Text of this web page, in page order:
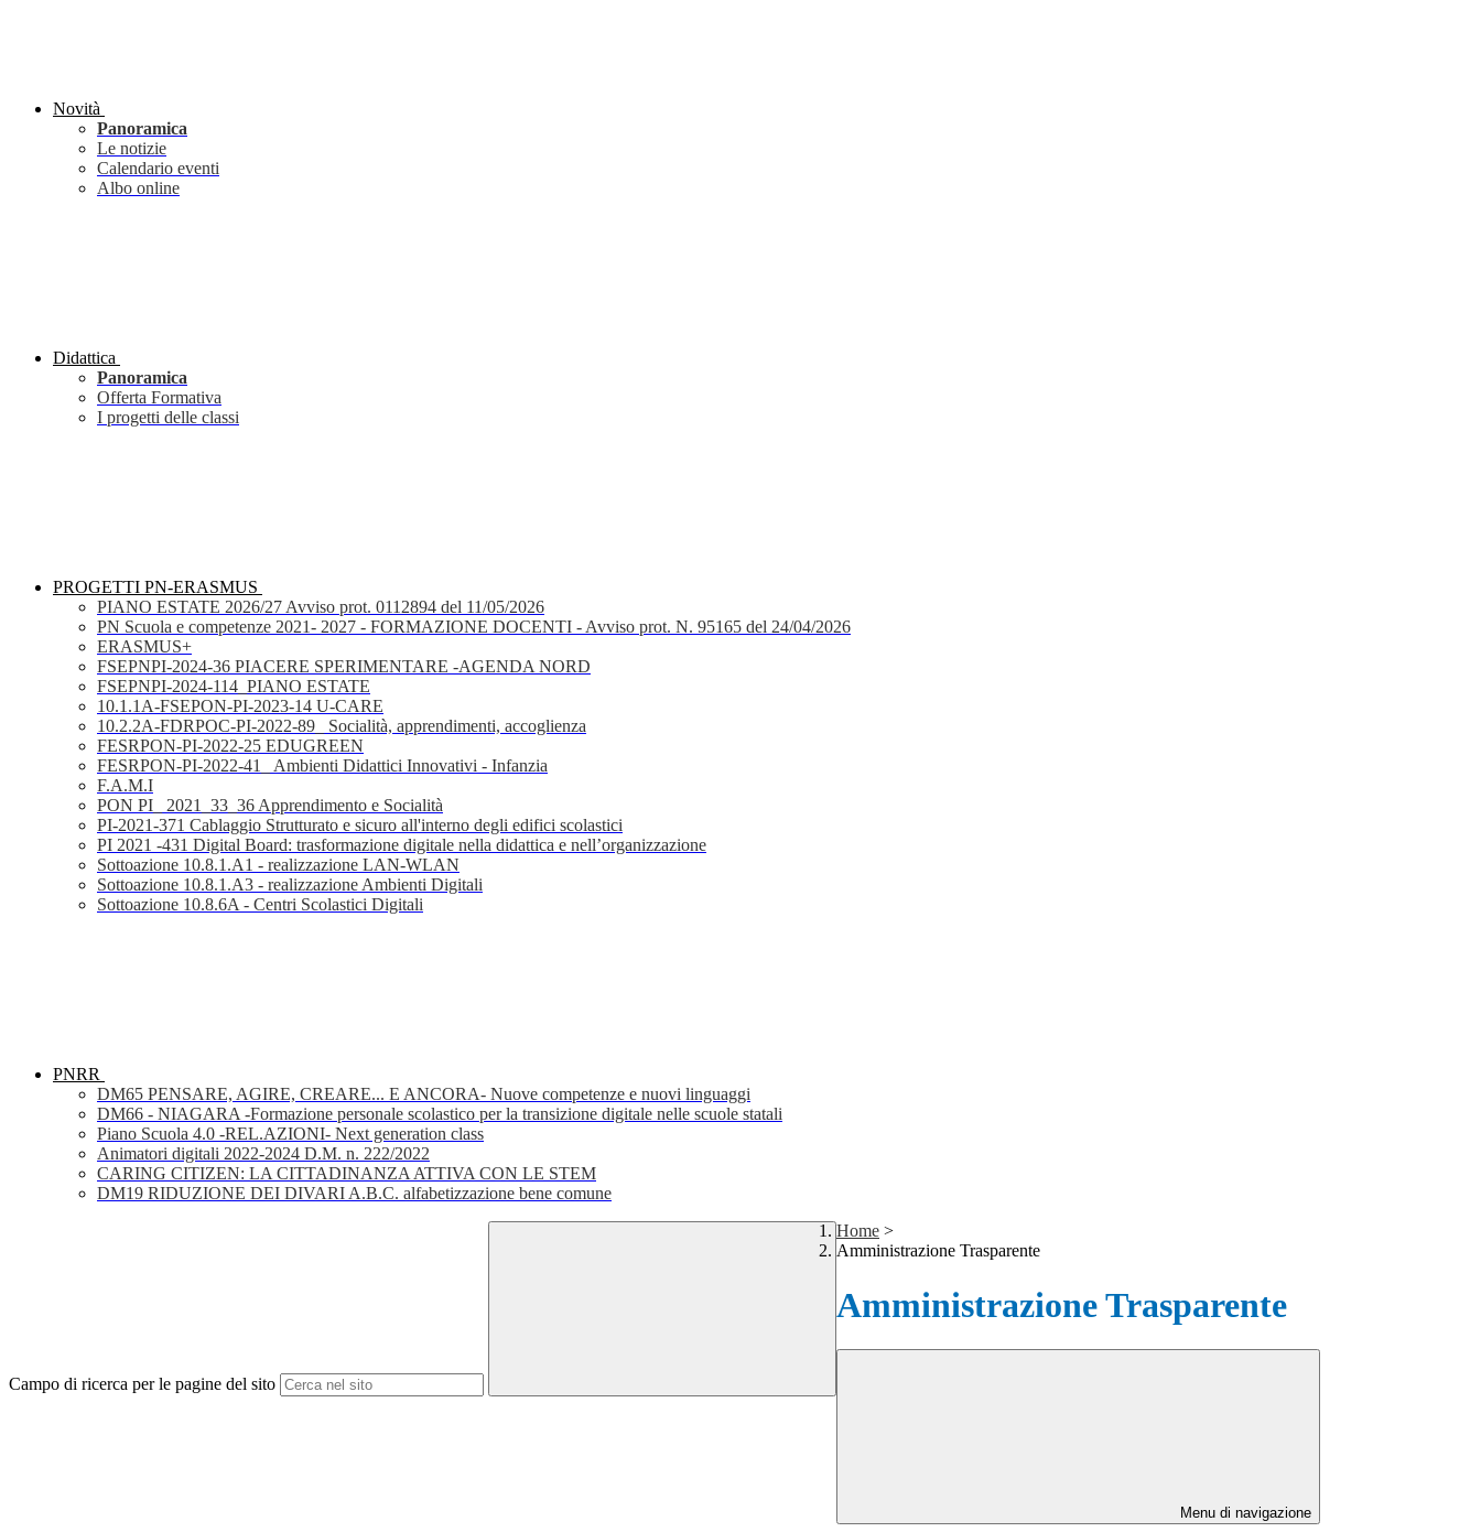
Novità
Panoramica
Le notizie
Calendario eventi
Albo online
Didattica
Panoramica
Offerta Formativa
I progetti delle classi
PROGETTI PN-ERASMUS
PIANO ESTATE 2026/27 Avviso prot. 0112894 del 11/05/2026
PN Scuola e competenze 2021- 2027 - FORMAZIONE DOCENTI - Avviso prot. N. 95165 del 24/04/2026
ERASMUS+
FSEPNPI-2024-36 PIACERE SPERIMENTARE -AGENDA NORD
FSEPNPI-2024-114_PIANO ESTATE
10.1.1A-FSEPON-PI-2023-14 U-CARE
10.2.2A-FDRPOC-PI-2022-89_ Socialità, apprendimenti, accoglienza
FESRPON-PI-2022-25 EDUGREEN
FESRPON-PI-2022-41_ Ambienti Didattici Innovativi - Infanzia
F.A.M.I
PON PI_ 2021_33_36 Apprendimento e Socialità
PI-2021-371 Cablaggio Strutturato e sicuro all'interno degli edifici scolastici
PI 2021 -431 Digital Board: trasformazione digitale nella didattica e nell’organizzazione
Sottoazione 10.8.1.A1 - realizzazione LAN-WLAN
Sottoazione 10.8.1.A3 - realizzazione Ambienti Digitali
Sottoazione 10.8.6A - Centri Scolastici Digitali
PNRR
DM65 PENSARE, AGIRE, CREARE... E ANCORA- Nuove competenze e nuovi linguaggi
DM66 - NIAGARA -Formazione personale scolastico per la transizione digitale nelle scuole statali
Piano Scuola 4.0 -REL.AZIONI- Next generation class
Animatori digitali 2022-2024 D.M. n. 222/2022
CARING CITIZEN: LA CITTADINANZA ATTIVA CON LE STEM
DM19 RIDUZIONE DEI DIVARI A.B.C. alfabetizzazione bene comune
Campo di ricerca per le pagine del sito
Home >
Amministrazione Trasparente
Amministrazione Trasparente
Menu di navigazione